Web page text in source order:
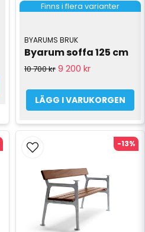
Finns i flera varianter
BYARUMS BRUK
Byarum soffa 125 cm
10 700 kr 9 200 kr
LÄGG I VARUKORGEN
-13%